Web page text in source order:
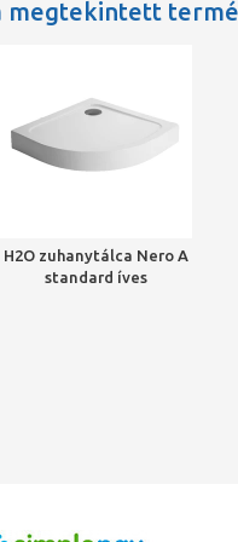
megtekintett
H2O zuhanytálca Nero A
standard íves